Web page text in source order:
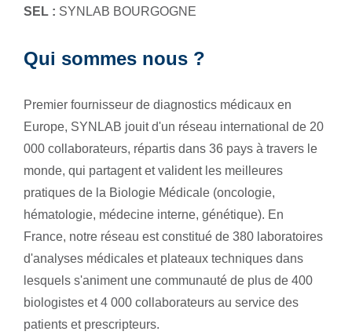
SEL : SYNLAB BOURGOGNE
Qui sommes nous ?
Premier fournisseur de diagnostics médicaux en
Europe, SYNLAB jouit d'un réseau international de 20
000 collaborateurs, répartis dans 36 pays à travers le
monde, qui partagent et valident les meilleures
pratiques de la Biologie Médicale (oncologie,
hématologie, médecine interne, génétique). En
France, notre réseau est constitué de 380 laboratoires
d'analyses médicales et plateaux techniques dans
lesquels s'animent une communauté de plus de 400
biologistes et 4 000 collaborateurs au service des
patients et prescripteurs.